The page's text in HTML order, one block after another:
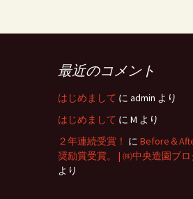
最近のコメント
はじめまして に admin より
はじめまして に M より
２年連続受賞！ に Before＆
奨励賞受賞。 | ㈱中央造園ブ
より